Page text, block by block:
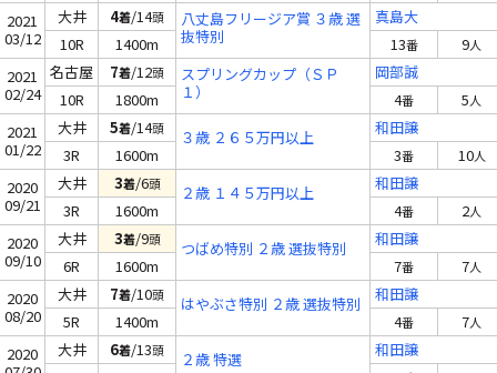
2021
03/12
大井 4着/14頭
八丈島フリージア賞 ３歳 選
抜特別
真島大
10R
1400m 13番 9人
2021
02/24
名古屋 7着/12頭
スプリングカップ（ＳＰ
１）
岡部誠
10R
1800m 4番 5人
2021
01/22
大井 5着/14頭 ３歳 ２６５万円以上
和田譲
3R
1600m 3番 10人
2020
09/21
大井 3着/6頭 ２歳 １４５万円以上
和田譲
3R
1600m 4番 2人
2020
09/10
大井 3着/9頭 つばめ特別 ２歳 選抜特別
和田譲
6R
1600m 7番 7人
2020
08/20
大井 7着/10頭 はやぶさ特別 ２歳 選抜特別
和田譲
5R
1400m 4番 7人
2020
大井 6着/13頭 ２歳 特選
和田譲